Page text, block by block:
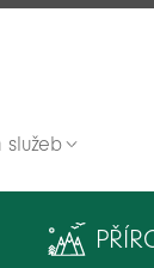
služeb